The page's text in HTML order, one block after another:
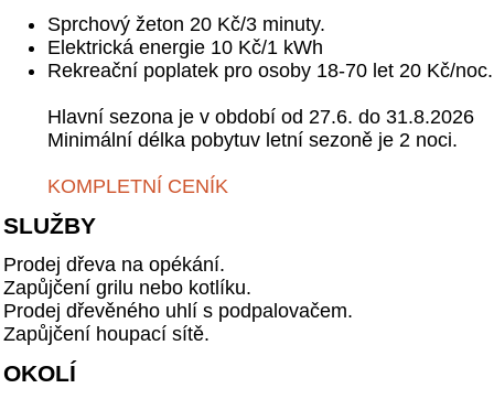
Sprchový žeton 20 Kč/3 minuty.
Elektrická energie 10 Kč/1 kWh
Rekreační poplatek pro osoby 18-70 let 20 Kč/noc.
Hlavní sezona je v období od 27.6. do 31.8.2026
Minimální délka pobytuv letní sezoně je 2 noci.
KOMPLETNÍ CENÍK
SLUŽBY
Prodej dřeva na opékání.
Zapůjčení grilu nebo kotlíku.
Prodej dřevěného uhlí s podpalovačem.
Zapůjčení houpací sítě.
OKOLÍ